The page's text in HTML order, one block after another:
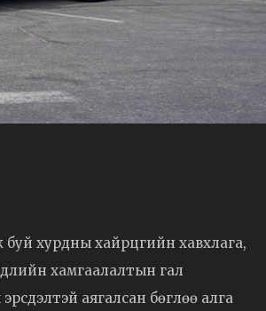
буй хурдны хайрцгийн хавхлага,
хамгаалалтын гал
аягалсан бөглөө алга